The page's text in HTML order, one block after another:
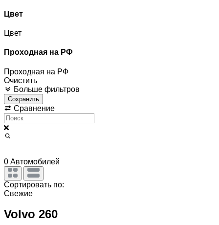
Цвет
Цвет
Проходная на РФ
Проходная на РФ
Очистить
Больше фильтров
Сохранить
Сравнение
0 Автомобилей
Сортировать по:
Свежие
Volvo 260